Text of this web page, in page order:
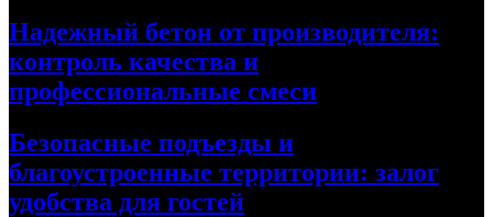
Надежный бетон от производителя:
контроль качества и
профессиональные смеси
Безопасные подъезды и
благоустроенные территории: залог
удобства для гостей